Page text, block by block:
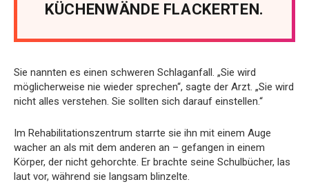
KÜCHENWÄNDE FLACKERTEN.
Sie nannten es einen schweren Schlaganfall. „Sie wird
möglicherweise nie wieder sprechen“, sagte der Arzt. „Sie wird
nicht alles verstehen. Sie sollten sich darauf einstellen.“
Im Rehabilitationszentrum starrte sie ihn mit einem Auge
wacher an als mit dem anderen an – gefangen in einem
Körper, der nicht gehorchte. Er brachte seine Schulbücher, las
laut vor, während sie langsam blinzelte.